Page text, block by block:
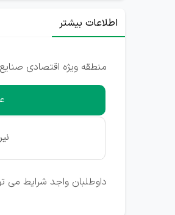
اطلاعات بیشتر
منطقه ویژه اقتصادی
داوطلبان واجد شرایط می